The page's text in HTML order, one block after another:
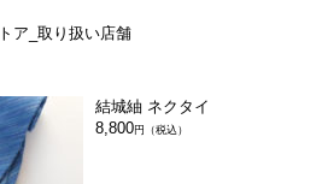
結城紬 ネクタイ
8,800円（税込）